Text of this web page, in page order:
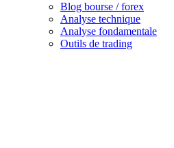
Blog bourse / forex
Analyse technique
Analyse fondamentale
Outils de trading